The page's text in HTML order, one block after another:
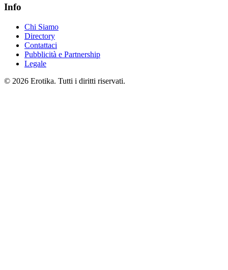
Info
Chi Siamo
Directory
Contattaci
Pubblicità e Partnership
Legale
© 2026 Erotika. Tutti i diritti riservati.